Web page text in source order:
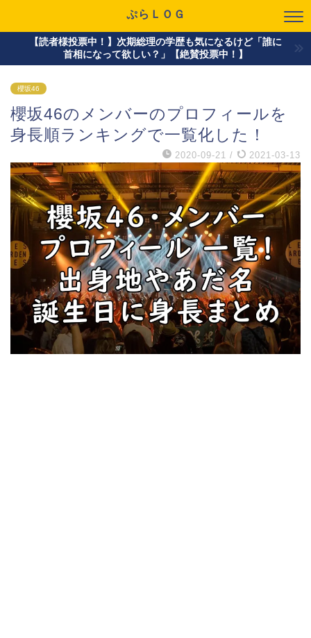
ぷらＬＯＧ
【読者様投票中！】次期総理の学歴も気になるけど「誰に
首相になって欲しい？」【絶賛投票中！】
櫻坂46
櫻坂46のメンバーのプロフィールを
身長順ランキングで一覧化した！
2020-09-21 / 2021-03-13